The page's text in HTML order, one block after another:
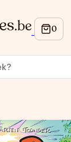
onze acties?
en
*